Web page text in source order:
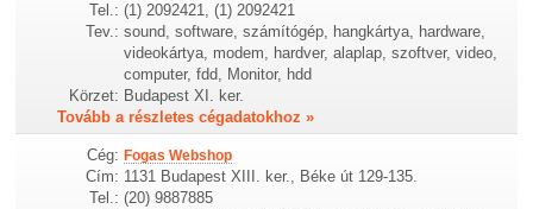
Tel.: (1) 2092421, (1) 2092421
Tev.: sound, software, számítógép, hangkártya, hardware,
videokártya, modem, hardver, alaplap, szoftver, video,
computer, fdd, Monitor, hdd
Körzet: Budapest XI. ker.
Tovább a részletes cégadatokhoz »
Cég: Fogas Webshop
Cím: 1131 Budapest XIII. ker., Béke út 129-135.
Tel.: (20) 9887885